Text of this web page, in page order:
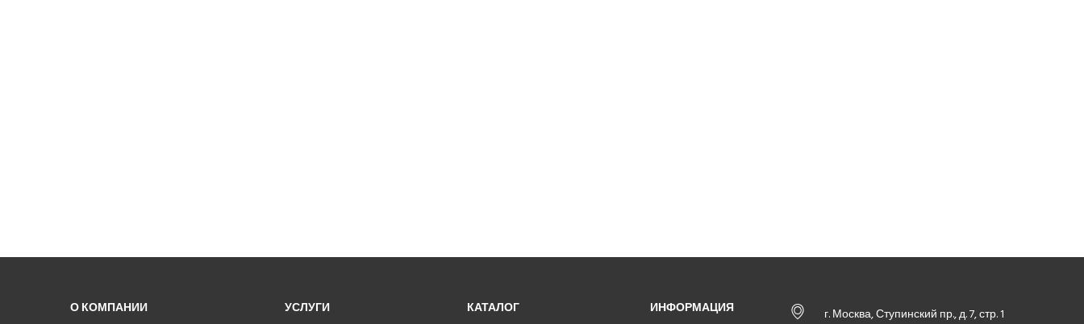
О КОМПАНИИ
УСЛУГИ
КАТАЛОГ
ИНФОРМАЦИЯ
г. Москва, Ступинский пр., д. 7, стр. 1